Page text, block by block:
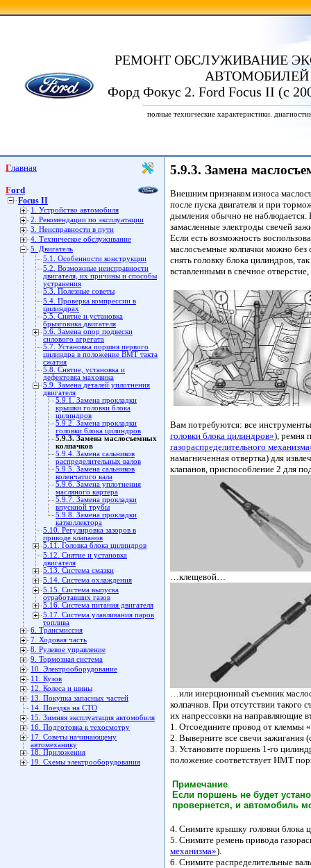
РЕМОНТ ОБСЛУЖИВАНИЕ
АВТОМОБИЛЕЙ
Форд Фокус 2. Ford Focus II (с
полные технические характеристики.
Главная
Ford
Focus II
1. Устройство автомобиля
2. Рекомендации по эксплуатации
3. Неисправности в пути
4. Техническое обслуживание
5. Двигатель
5.1. Особенности конструкции
5.2. Возможные неисправности
двигателя, их причины и способы
устранения
5.3. Полезные советы
5.4. Проверка компрессии в
цилиндрах
5.5. Снятие и установка
брызговика двигателя
5.6. Замена опор подвески
силового агрегата
5.7. Установка поршня первого
цилиндра в положение ВМТ такта
сжатия
5.8. Снятие, установка и
дефектовка маховика
5.9. Замена деталей уплотнения
двигателя
5.9.1. Замена прокладки
крышки головки блока
цилиндров
5.9.2. Замена прокладки
головки блока цилиндров
5.9.3. Замена маслосъемных
колпачков
5.9.4. Замена сальников
распределительных валов
5.9.5. Замена сальников
коленчатого вала
5.9.6. Замена уплотнения
масляного картера
5.9.7. Замена прокладки
впускной трубы
5.9.8. Замена прокладки
катколлектора
5.10. Регулировка зазоров в
приводе клапанов
5.11. Головка блока цилиндров
5.12. Снятие и установка
двигателя
5.13. Система смазки
5.14. Система охлаждения
5.15. Система выпуска
отработавших газов
5.16. Система питания двигателя
5.17. Система улавливания паров
топлива
6. Трансмиссия
7. Ходовая часть
8. Рулевое управление
9. Тормозная система
10. Электрооборудование
11. Кузов
12. Колеса и шины
13. Покупка запасных частей
14. Поездка на СТО
15. Зимняя эксплуатация автомобиля
16. Подготовка к техосмотру
17. Советы начинающему
автомеханику
18. Приложения
19. Схемы электрооборудования
5.9.3. Замена
Внешним признаком износа
после пуска двигателя и при
дымления обычно не наблюдается.
замасленные электроды свечей
Если есть возможность
маслосъемные колпачки можно без
снять головку блока цилиндров,
вставленными в свечное
Вам потребуются: все
головки блока цилиндров»), ремня
газораспределительного
намагниченная отвертка) для
клапанов, приспособление 2 для
…клещевой…
…или инерционный съемник
колпачков. При отсутствии такого
их напрессовки на направляющие
1. Отсоедините провод от клеммы
2. Выверните все свечи зажигания
3. Установите поршень 1-го
положение соответствует НМТ
Примечание
Если поршень не будет
провернется, и автомобиль
4. Снимите крышку головки блока
5. Снимите ремень привода
механизма»).
6. Снимите распределительные